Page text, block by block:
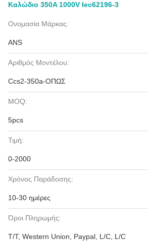
Καλώδιο 350A 1000V Iec62196-3
Ονομασία Μάρκας:
ANS
Αριθμός Μοντέλου:
Ccs2-350a-ΟΠΩΣ
MOQ:
5pcs
Τιμή:
0-2000
Χρόνος Παράδοσης:
10-30 ημέρες
Όροι Πληρωμής:
T/T, Western Union, Paypal, L/C, L/C